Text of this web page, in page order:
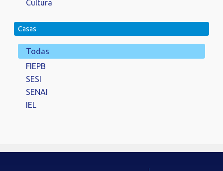
Cultura
Casas
Todas
FIEPB
SESI
SENAI
IEL